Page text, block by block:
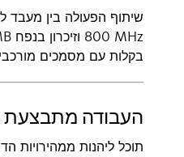
שיתוף הפעולה בין מעבד
בקלות עם מסמכים
העבודה מתבצעת